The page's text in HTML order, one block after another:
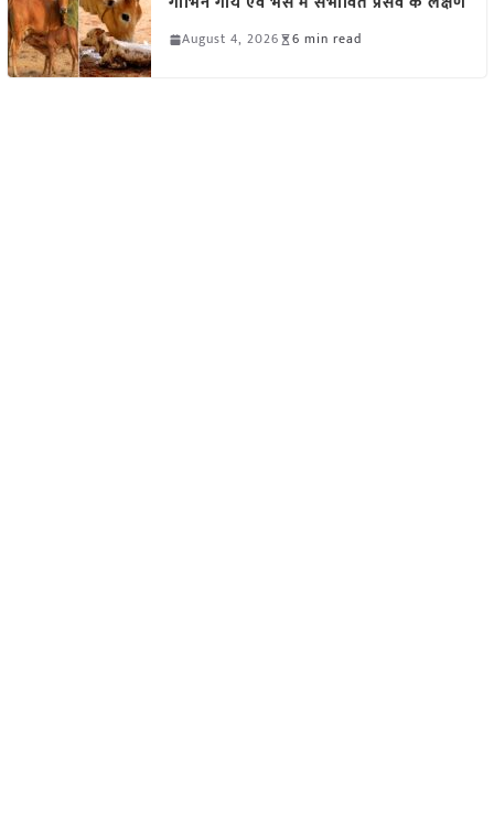
August 4, 2026 6 min read